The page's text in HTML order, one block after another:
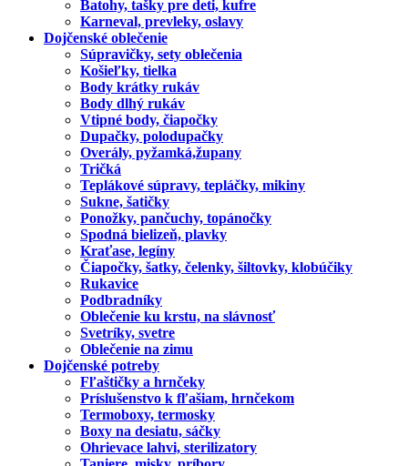
Batohy, tašky pre deti, kufre
Karneval, prevleky, oslavy
Dojčenské oblečenie
Súpravičky, sety oblečenia
Košieľky, tielka
Body krátky rukáv
Body dlhý rukáv
Vtipné body, čiapočky
Dupačky, polodupačky
Overály, pyžamká,župany
Tričká
Teplákové súpravy, tepláčky, mikiny
Sukne, šatičky
Ponožky, pančuchy, topánočky
Spodná bielizeň, plavky
Kraťase, legíny
Čiapočky, šatky, čelenky, šiltovky, klobúčiky
Rukavice
Podbradníky
Oblečenie ku krstu, na slávnosť
Svetríky, svetre
Oblečenie na zimu
Dojčenské potreby
Fľaštičky a hrnčeky
Príslušenstvo k fľašiam, hrnčekom
Termoboxy, termosky
Boxy na desiatu, sáčky
Ohrievace lahvi, sterilizatory